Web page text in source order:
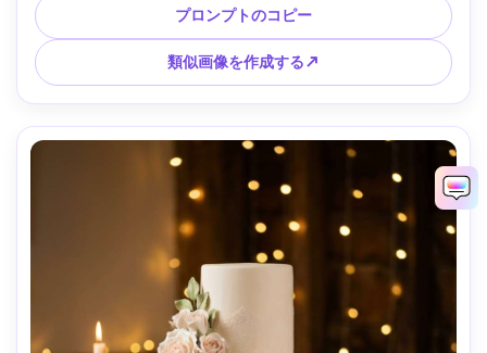
白、フォトリアルな現代の食べ物写真 --ar 4:5
プロンプトのコピー
類似画像を作成する↗